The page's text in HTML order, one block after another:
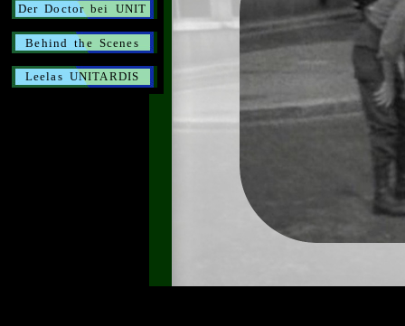
Der Doctor bei UNIT
Behind the Scenes
Leelas UNITARDIS